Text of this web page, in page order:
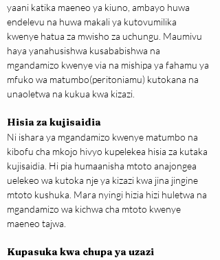
yaani katika maeneo ya kiuno, ambayo huwa
endelevu na huwa makali ya kutovumilika
kwenye hatua za mwisho za uchungu. Maumivu
haya yanahusishwa kusababishwa na
mgandamizo kwenye via na mishipa ya fahamu ya
mfuko wa matumbo(peritoniamu) kutokana na
unaoletwa na kukua kwa kizazi.
Hisia za kujisaidia
Ni ishara ya mgandamizo kwenye matumbo na
kibofu cha mkojo hivyo kupelekea hisia za kutaka
kujisaidia. Hi pia humaanisha mtoto anajongea
uelekeo wa kutoka nje ya kizazi kwa jina jingine
mtoto kushuka. Mara nyingi hizia hizi huletwa na
mgandamizo wa kichwa cha mtoto kwenye
maeneo tajwa.
Kupasuka kwa chupa ya uzazi